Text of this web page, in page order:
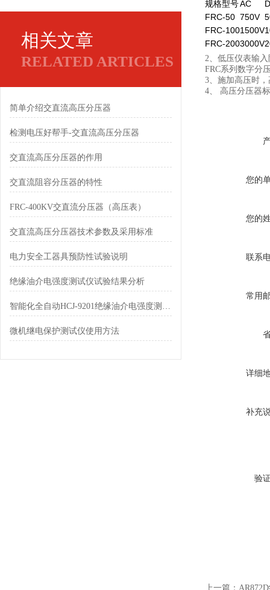
相关文章
RELATED ARTICLES
简单介绍交直流高压分压器
检测电压好帮手-交直流高压分压器
交直流高压分压器的作用
交直流阻容分压器的特性
FRC-400KV交直流分压器（高压表）
交直流高压分压器技术参数及采用标准
电力安全工器具预防性试验说明
绝缘油介电强度测试仪试验结果分析
智能化全自动HCJ-9201绝缘油介电强度测试仪
微机继电保护测试仪使用方法
规格型号AC
FRC-50 750V
FRC-1001500V
FRC-2003000V
2、低压仪表输
FRC系列数字分
3、施加高压时
4、 高压分压器
您的
您的
联系
常用
详细
补充
验
上一篇：